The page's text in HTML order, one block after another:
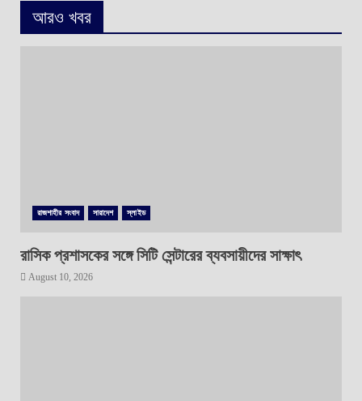
আরও খবর
রাজশাহীর সংবাদ সারাদেশ স্লাইড
রাসিক প্রশাসকের সঙ্গে সিটি সেন্টারের ব্যবসায়ীদের সাক্ষাৎ
August 10, 2026